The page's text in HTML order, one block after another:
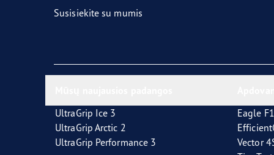
Susisiekite su mumis
UltraGrip Ice 3
UltraGrip Arctic 2
UltraGrip Performance 3
Eagle
Vector